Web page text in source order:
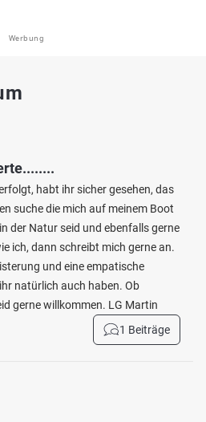
Werbung
habt ihr sicher gesehen, das
suche die mich auf meinem Boot
der Natur seid und ebenfalls gerne
ich, dann schreibt mich gerne an.
und eine empatische
natürlich auch haben. Ob
gerne willkommen. LG Martin
1 Beiträge